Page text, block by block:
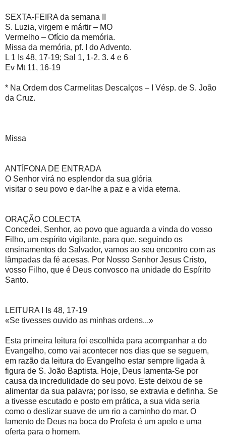
SEXTA-FEIRA da semana II
S. Luzia, virgem e mártir – MO
Vermelho – Ofício da memória.
Missa da memória, pf. I do Advento.
L 1 Is 48, 17-19; Sal 1, 1-2. 3. 4 e 6
Ev Mt 11, 16-19
* Na Ordem dos Carmelitas Descalços – I Vésp. de S. João
da Cruz.
Missa
ANTÍFONA DE ENTRADA
O Senhor virá no esplendor da sua glória
visitar o seu povo e dar-lhe a paz e a vida eterna.
ORAÇÃO COLECTA
Concedei, Senhor, ao povo que aguarda a vinda do vosso
Filho, um espírito vigilante, para que, seguindo os
ensinamentos do Salvador, vamos ao seu encontro com as
lâmpadas da fé acesas. Por Nosso Senhor Jesus Cristo,
vosso Filho, que é Deus convosco na unidade do Espírito
Santo.
LEITURA I Is 48, 17-19
«Se tivesses ouvido as minhas ordens...»
Esta primeira leitura foi escolhida para acompanhar a do
Evangelho, como vai acontecer nos dias que se seguem,
em razão da leitura do Evangelho estar sempre ligada à
figura de S. João Baptista. Hoje, Deus lamenta-Se por
causa da incredulidade do seu povo. Este deixou de se
alimentar da sua palavra; por isso, se extravia e definha. Se
a tivesse escutado e posto em prática, a sua vida seria
como o deslizar suave de um rio a caminho do mar. O
lamento de Deus na boca do Profeta é um apelo e uma
oferta para o homem.